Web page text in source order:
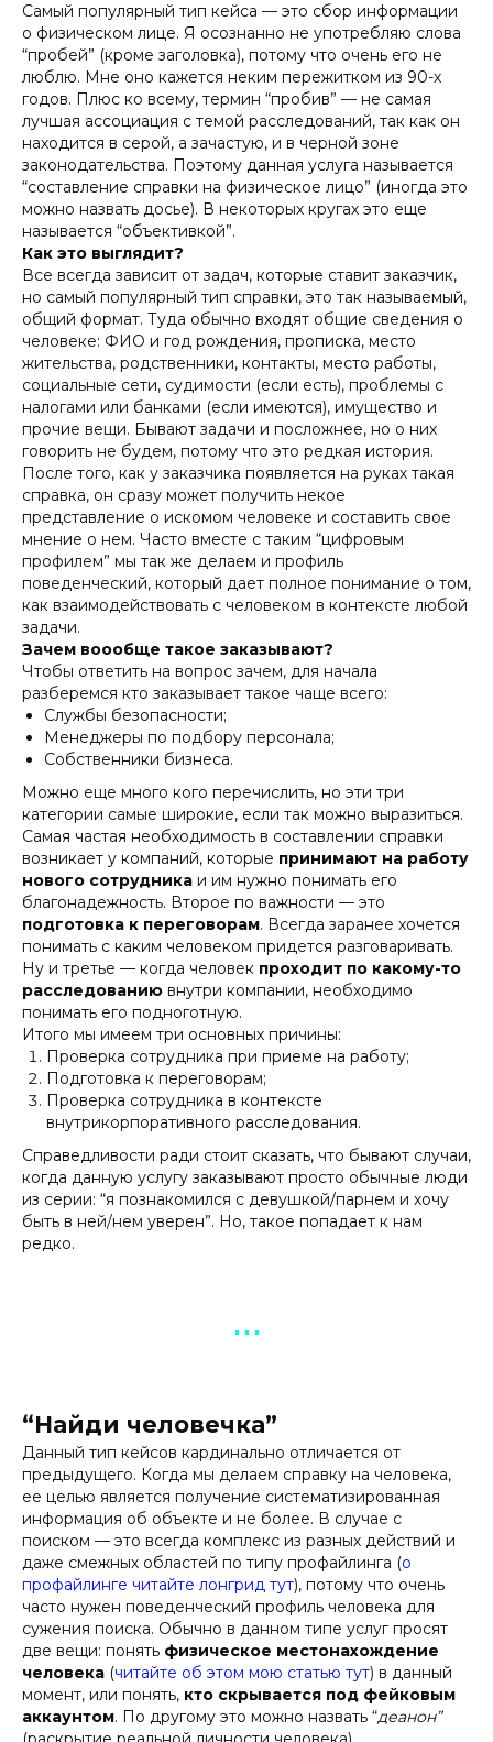
Самый популярный тип кейса — это сбор информации
о физическом лице. Я осознанно не употребляю слова
“пробей” (кроме заголовка), потому что очень его не
люблю. Мне оно кажется неким пережитком из 90-х
годов. Плюс ко всему, термин “пробив” — не самая
лучшая ассоциация с темой расследований, так как он
находится в серой, а зачастую, и в черной зоне
законодательства. Поэтому данная услуга называется
“составление справки на физическое лицо” (иногда это
можно назвать досье). В некоторых кругах это еще
называется “объективкой”.
Как это выглядит?
Все всегда зависит от задач, которые ставит заказчик,
но самый популярный тип справки, это так называемый,
общий формат. Туда обычно входят общие сведения о
человеке: ФИО и год рождения, прописка, место
жительства, родственники, контакты, место работы,
социальные сети, судимости (если есть), проблемы с
налогами или банками (если имеются), имущество и
прочие вещи. Бывают задачи и посложнее, но о них
говорить не будем, потому что это редкая история.
После того, как у заказчика появляется на руках такая
справка, он сразу может получить некое
представление о искомом человеке и составить свое
мнение о нем. Часто вместе с таким “цифровым
профилем” мы так же делаем и профиль
поведенческий, который дает полное понимание о том,
как взаимодействовать с человеком в контексте любой
задачи.
Зачем воообще такое заказывают?
Чтобы ответить на вопрос зачем, для начала
разберемся кто заказывает такое чаще всего:
Службы безопасности;
Менеджеры по подбору персонала;
Собственники бизнеса.
Можно еще много кого перечислить, но эти три
категории самые широкие, если так можно выразиться.
Самая частая необходимость в составлении справки
возникает у компаний, которые принимают на работу
нового сотрудника и им нужно понимать его
благонадежность. Второе по важности — это
подготовка к переговорам. Всегда заранее хочется
понимать с каким человеком придется разговаривать.
Ну и третье — когда человек проходит по какому-то
расследованию внутри компании, необходимо
понимать его подноготную.
Итого мы имеем три основных причины:
Проверка сотрудника при приеме на работу;
Подготовка к переговорам;
Проверка сотрудника в контексте
внутрикорпоративного расследования.
Справедливости ради стоит сказать, что бывают случаи,
когда данную услугу заказывают просто обычные люди
из серии: “я познакомился с девушкой/парнем и хочу
быть в ней/нем уверен”. Но, такое попадает к нам
редко.
▪︎ ▪︎ ▪︎
“Найди человечка”
Данный тип кейсов кардинально отличается от
предыдущего. Когда мы делаем справку на человека,
ее целью является получение систематизированная
информация об объекте и не более. В случае с
поиском — это всегда комплекс из разных действий и
даже смежных областей по типу профайлинга (о
профайлинге читайте лонгрид тут), потому что очень
часто нужен поведенческий профиль человека для
сужения поиска. Обычно в данном типе услуг просят
две вещи: понять физическое местонахождение
человека (читайте об этом мою статью тут) в данный
момент, или понять, кто скрывается под фейковым
аккаунтом. По другому это можно назвать “деанон”